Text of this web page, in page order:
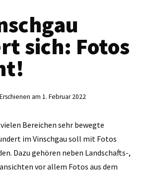
sich: Fotos
am 1. Februar 2022
vielen Bereichen sehr bewegte
im Vinschgau soll mit Fotos
Dazu gehören neben Landschafts-,
vor allem Fotos aus dem